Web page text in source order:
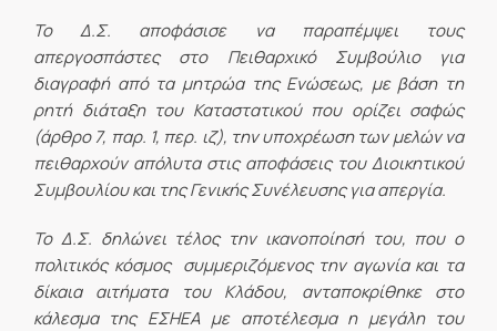
Το Δ.Σ. αποφάσισε να παραπέμψει τους
απεργοσπάστες στο Πειθαρχικό Συμβούλιο για
διαγραφή από τα μητρώα της Ενώσεως, με βάση τη
ρητή διάταξη του Καταστατικού που ορίζει σαφώς
(άρθρο 7, παρ. 1, περ. ιζ), την υποχρέωση των μελών να
πειθαρχούν απόλυτα στις αποφάσεις του Διοικητικού
Συμβουλίου και της Γενικής Συνέλευσης για απεργία.
Το Δ.Σ. δηλώνει τέλος την ικανοποίησή του, που ο
πολιτικός κόσμος συμμεριζόμενος την αγωνία και τα
δίκαια αιτήματα του Κλάδου, ανταποκρίθηκε στο
κάλεσμα της ΕΣΗΕΑ με αποτέλεσμα η μεγάλη του